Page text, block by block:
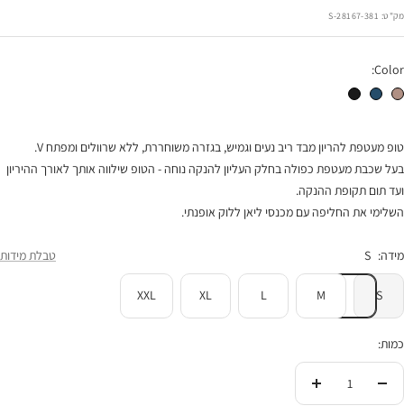
בהנחה
מק"ט: 28167-381-S
Color:
טופ הריון V הנקה מוקהטופ הריון V הנקה כחולטופ הריון V הנקה שחור
טופ מעטפת להריון מבד ריב נעים וגמיש, בגזרה משוחררת, ללא שרוולים ומפתח V.
בעל שכבת מעטפת כפולה בחלק העליון להנקה נוחה - הטופ שילווה אותך לאורך ההיריון
ועד תום תקופת ההנקה.
השלימי את החליפה עם מכנסי ליאן ללוק אופנתי.
מידה: S טבלת מידות
S
M
L
XL
XXL
כמות:
העלי